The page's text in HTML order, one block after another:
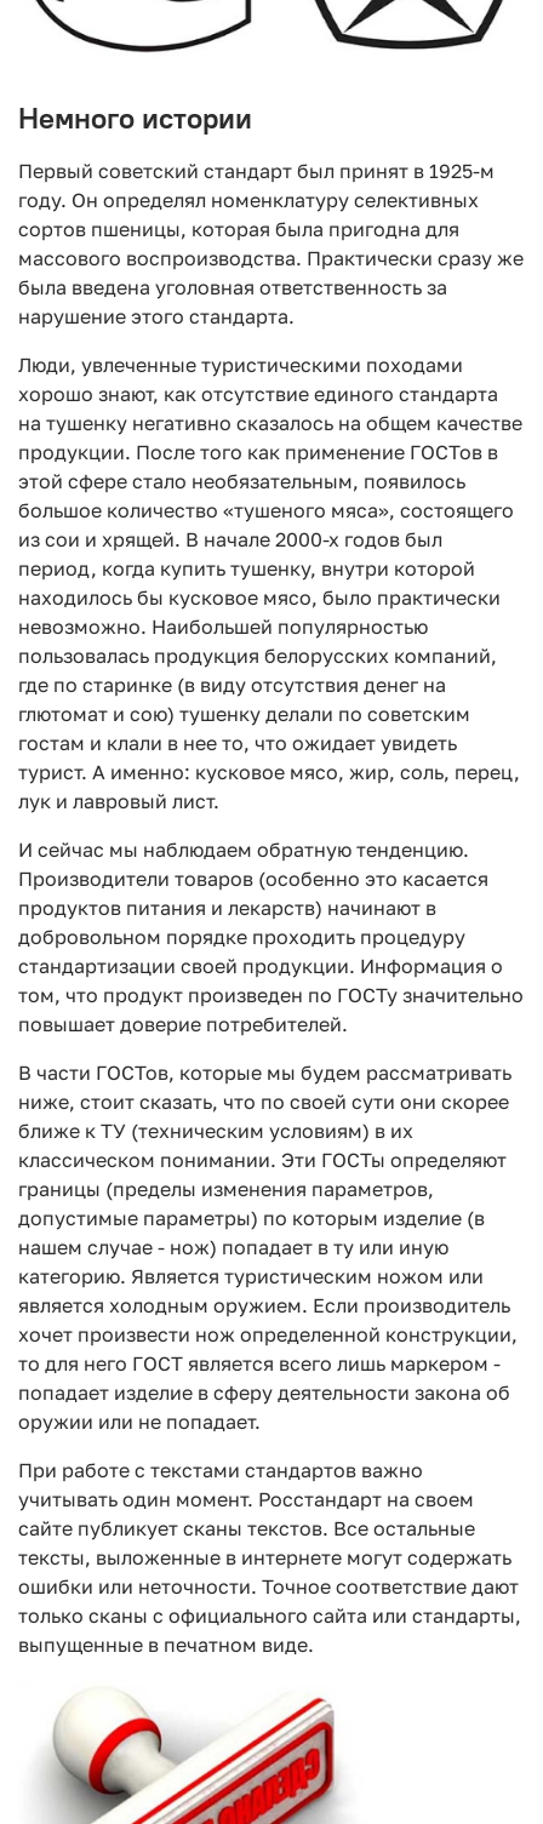
Немного истории
Первый советский стандарт был принят в 1925-м
году. Он определял номенклатуру селективных
сортов пшеницы, которая была пригодна для
массового воспроизводства. Практически сразу же
была введена уголовная ответственность за
нарушение этого стандарта.
Люди, увлеченные туристическими походами
хорошо знают, как отсутствие единого стандарта
на тушенку негативно сказалось на общем качестве
продукции. После того как применение ГОСТов в
этой сфере стало необязательным, появилось
большое количество «тушеного мяса», состоящего
из сои и хрящей. В начале 2000-х годов был
период, когда купить тушенку, внутри которой
находилось бы кусковое мясо, было практически
невозможно. Наибольшей популярностью
пользовалась продукция белорусских компаний,
где по старинке (в виду отсутствия денег на
глютомат и сою) тушенку делали по советским
гостам и клали в нее то, что ожидает увидеть
турист. А именно: кусковое мясо, жир, соль, перец,
лук и лавровый лист.
И сейчас мы наблюдаем обратную тенденцию.
Производители товаров (особенно это касается
продуктов питания и лекарств) начинают в
добровольном порядке проходить процедуру
стандартизации своей продукции. Информация о
том, что продукт произведен по ГОСТу значительно
повышает доверие потребителей.
В части ГОСТов, которые мы будем рассматривать
ниже, стоит сказать, что по своей сути они скорее
ближе к ТУ (техническим условиям) в их
классическом понимании. Эти ГОСТы определяют
границы (пределы изменения параметров,
допустимые параметры) по которым изделие (в
нашем случае - нож) попадает в ту или иную
категорию. Является туристическим ножом или
является холодным оружием. Если производитель
хочет произвести нож определенной конструкции,
то для него ГОСТ является всего лишь маркером -
попадает изделие в сферу деятельности закона об
оружии или не попадает.
При работе с текстами стандартов важно
учитывать один момент. Росстандарт на своем
сайте публикует сканы текстов. Все остальные
тексты, выложенные в интернете могут содержать
ошибки или неточности. Точное соответствие дают
только сканы с официального сайта или стандарты,
выпущенные в печатном виде.